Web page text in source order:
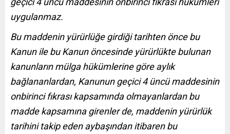
uygulanmaz.
Bu maddenin yürürlüğe girdiği tarihten önce bu
Kanun ile bu Kanun öncesinde yürürlükte bulunan
kanunların mülga hükümlerine göre aylık
bağlananlardan, Kanunun geçici 4 üncü maddesinin
onbirinci fıkrası kapsamında olmayanlardan bu
madde kapsamına girenler de, maddenin yürürlük
tarihini takip eden aybaşından itibaren bu